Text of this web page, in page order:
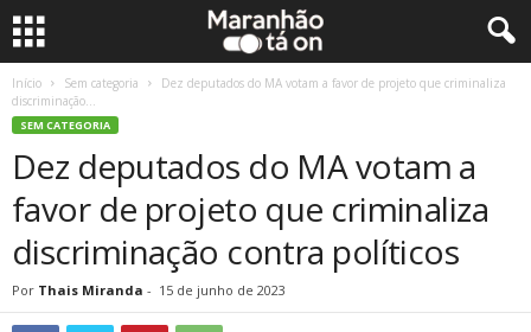
Início Sem categoria
Dez deputados do MA votam a favor de projeto que criminaliza
discriminação...
SEM CATEGORIA
Dez deputados do MA votam a
favor de projeto que criminaliza
discriminação contra políticos
Por Thais Miranda - 15 de junho de 2023